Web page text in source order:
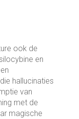
ook de
en
hallucinaties
van
met de
magische